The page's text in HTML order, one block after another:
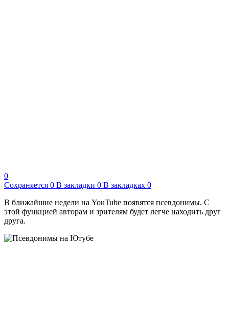
0
Сохраняется 0 В закладки 0 В закладках 0
В ближайшие недели на YouTube появятся псевдонимы. С
этой функцией авторам и зрителям будет легче находить друг
друга.